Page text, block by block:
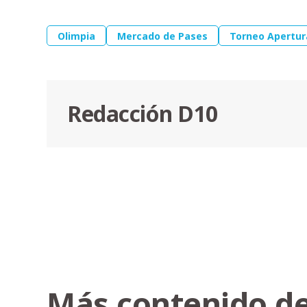
Olimpia Mercado de Pases Torneo
Redacción D10